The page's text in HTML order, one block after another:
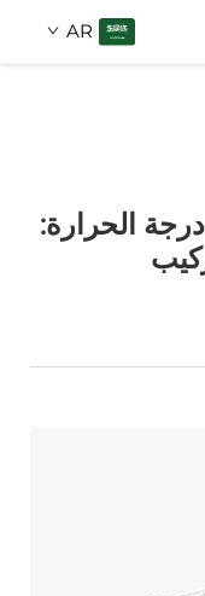
AR
الحرارة: